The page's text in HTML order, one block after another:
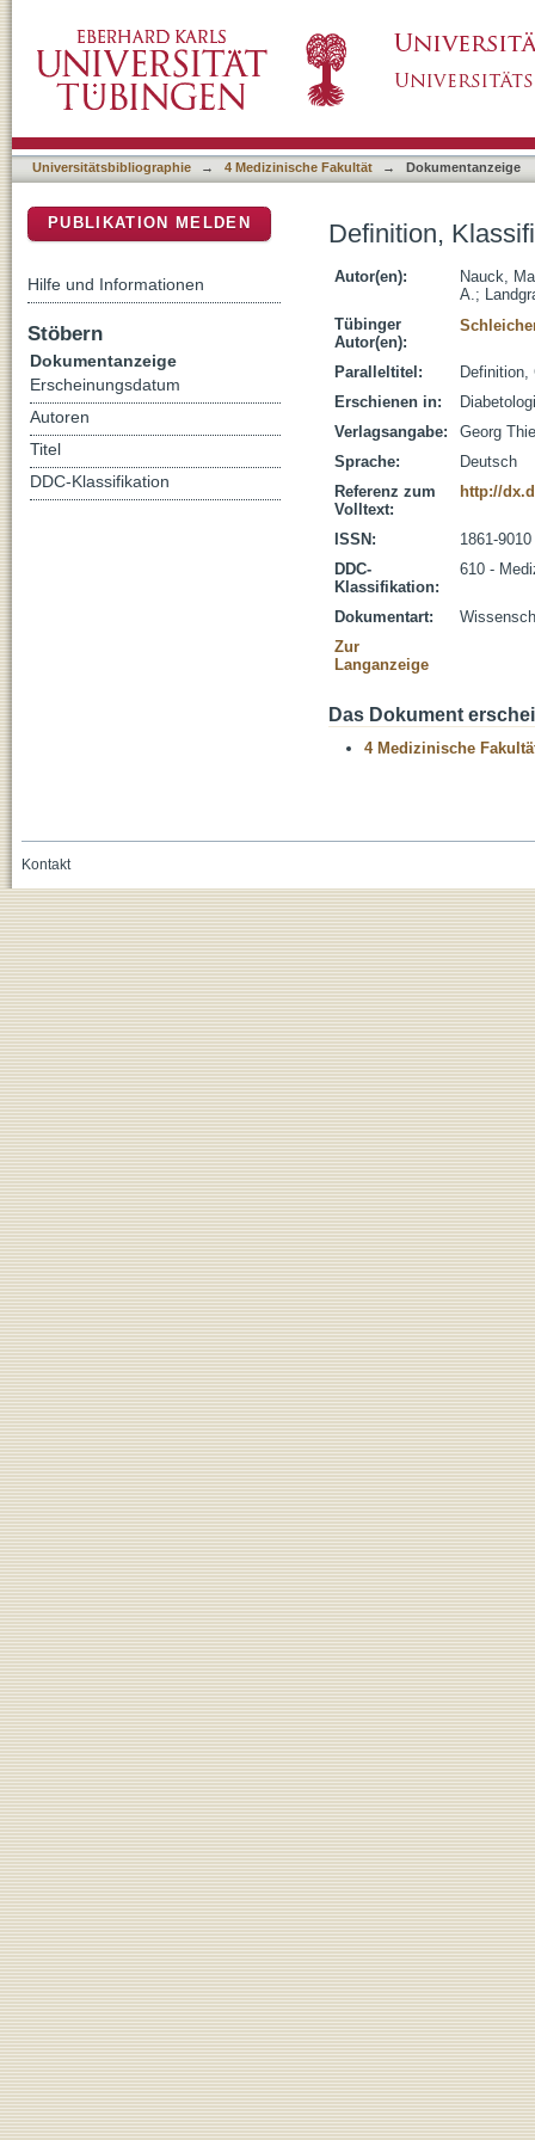
Universitätsbibliographie → 4 Medizinische Fakultät → Dokumentanzeige
Definition,
Autor(en):
Nauck,
A.;
Tübinger
Autor(en):
Paralleltitel:
Erschienen in:
Verlagsangabe:
Georg
Sprache:
Deutsch
Referenz zum
Volltext:
http://
ISSN:
1861-9010
DDC-
Klassifikation:
610 -
Dokumentart:
Zur
Langanzeige
Das Dokument
4 Medizinische
PUBLIKATION MELDEN
Hilfe und Informationen
Stöbern
Dokumentanzeige
Erscheinungsdatum
Autoren
Titel
DDC-Klassifikation
Kontakt